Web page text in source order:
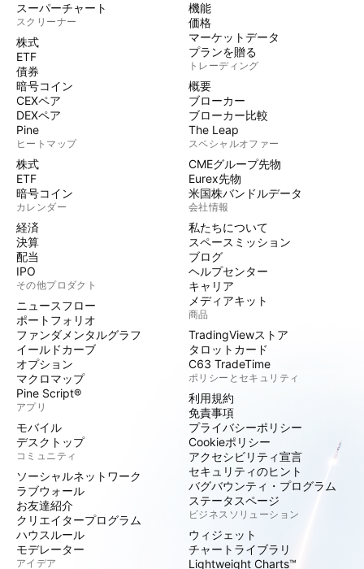
スーパーチャート
スクリーナー
株式
ETF
債券
暗号コイン
CEXペア
DEXペア
Pine
ヒートマップ
株式
ETF
暗号コイン
カレンダー
経済
決算
配当
IPO
その他プロダクト
ニュースフロー
ポートフォリオ
ファンダメンタルグラフ
イールドカーブ
オプション
マクロマップ
Pine Script®
アプリ
モバイル
デスクトップ
コミュニティ
ソーシャルネットワーク
ラブウォール
お友達紹介
クリエイタープログラム
ハウスルール
モデレーター
アイデア
機能
価格
マーケットデータ
プランを贈る
トレーディング
概要
ブローカー
ブローカー比較
The Leap
スペシャルオファー
CMEグループ先物
Eurex先物
米国株バンドルデータ
会社情報
私たちについて
スペースミッション
ブログ
ヘルプセンター
キャリア
メディアキット
商品
TradingViewストア
タロットカード
C63 TradeTime
ポリシーとセキュリティ
利用規約
免責事項
プライバシーポリシー
Cookieポリシー
アクセシビリティ宣言
セキュリティのヒント
バグバウンティ・プログラム
ステータスページ
ビジネスソリューション
ウィジェット
チャートライブラリ
Lightweight Charts™